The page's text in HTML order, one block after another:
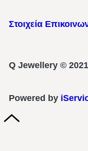
Στοιχεία
Q Jewellery ©
Powered by